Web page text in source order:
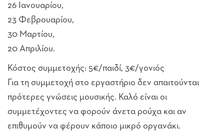
26 Ιανουαρίου,
23 Φεβρουαρίου,
30 Μαρτίου,
20 Απριλίου.
Κόστος συμμετοχής: 5€/παιδί, 3€/γονιός
Για τη συμμετοχή στο εργαστήριο δεν απαιτούνται
πρότερες γνώσεις μουσικής. Καλό είναι οι
συμμετέχοντες να φορούν άνετα ρούχα και αν
επιθυμούν να φέρουν κάποιο μικρό οργανάκι.